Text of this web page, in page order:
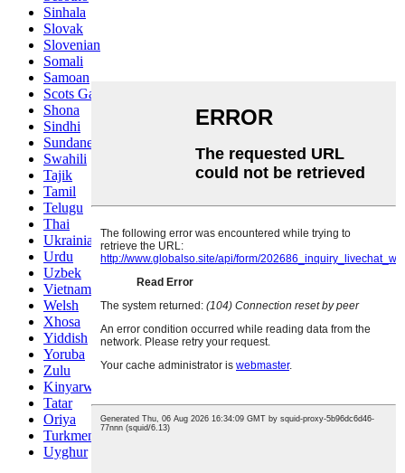
Sinhala
Slovak
Slovenian
Somali
Samoan
Scots Gaelic
Shona
Sindhi
Sundanese
Swahili
Tajik
Tamil
Telugu
Thai
Ukrainian
Urdu
Uzbek
Vietnamese
Welsh
Xhosa
Yiddish
Yoruba
Zulu
Kinyarwanda
Tatar
Oriya
Turkmen
Uyghur